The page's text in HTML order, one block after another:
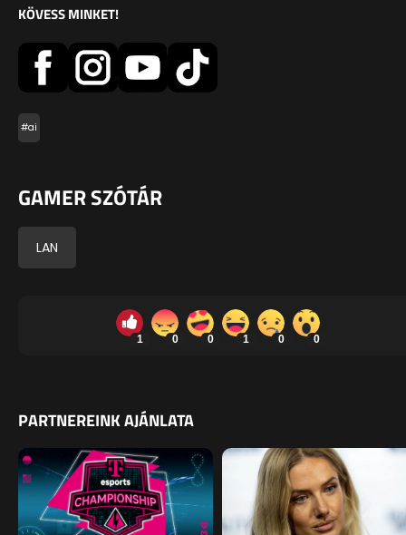
KÖVESS MINKET!
#ai
GAMER SZÓTÁR
LAN
1 0 0 1 0 0
PARTNEREINK AJÁNLATA